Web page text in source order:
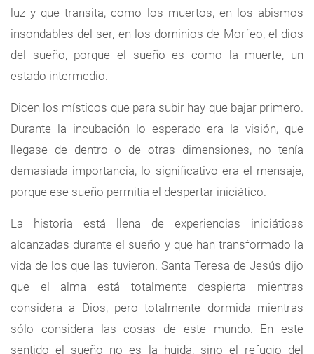
luz y que transita, como los muertos, en los abismos
insondables del ser, en los dominios de Morfeo, el dios
del sueño, porque el sueño es como la muerte, un
estado intermedio.
Dicen los místicos que para subir hay que bajar primero.
Durante la incubación lo esperado era la visión, que
llegase de dentro o de otras dimensiones, no tenía
demasiada importancia, lo significativo era el mensaje,
porque ese sueño permitía el despertar iniciático.
La historia está llena de experiencias iniciáticas
alcanzadas durante el sueño y que han transformado la
vida de los que las tuvieron. Santa Teresa de Jesús dijo
que el alma está totalmente despierta mientras
considera a Dios, pero totalmente dormida mientras
sólo considera las cosas de este mundo. En este
sentido el sueño no es la huida, sino el refugio del